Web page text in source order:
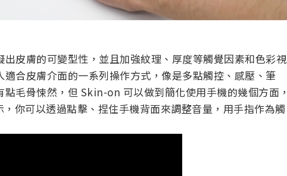
皮膚的可變型性，並且加強紋理、厚度等觸覺因素和色彩視
合皮膚介面的一系列操作方式，像是多點觸控、感壓、筆
毛骨悚然，但 Skin-on 可以做到簡化使用手機的幾個方面，
，你可以透過點擊、捏住手機背面來調整音量，用手指作為觸